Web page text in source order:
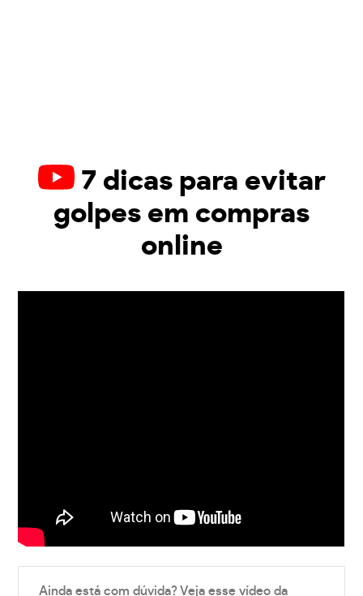
7 dicas para evitar
golpes em compras
online
Ainda está com dúvida? Veja esse vídeo da